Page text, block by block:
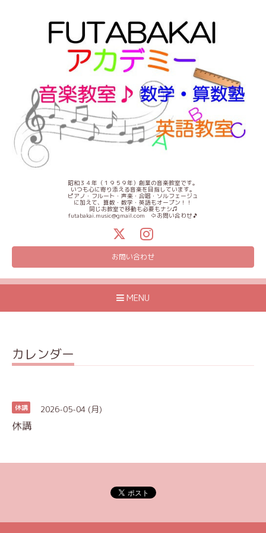
昭和３４年（１９５９年）創業の音楽教室です。
いつも心に寄り添える音楽を目指しています。
ピアノ・フルート・声楽・合唱・ソルフェージュ
に加えて、算数・数学・英語もオープン！！
同じお教室で移動も必要もナシ♫
futabakai.music@gmail.com ⇦お問い合わせ🎵
お問い合わせ
MENU
カレンダー
休講 2026-05-04 (月)
休講